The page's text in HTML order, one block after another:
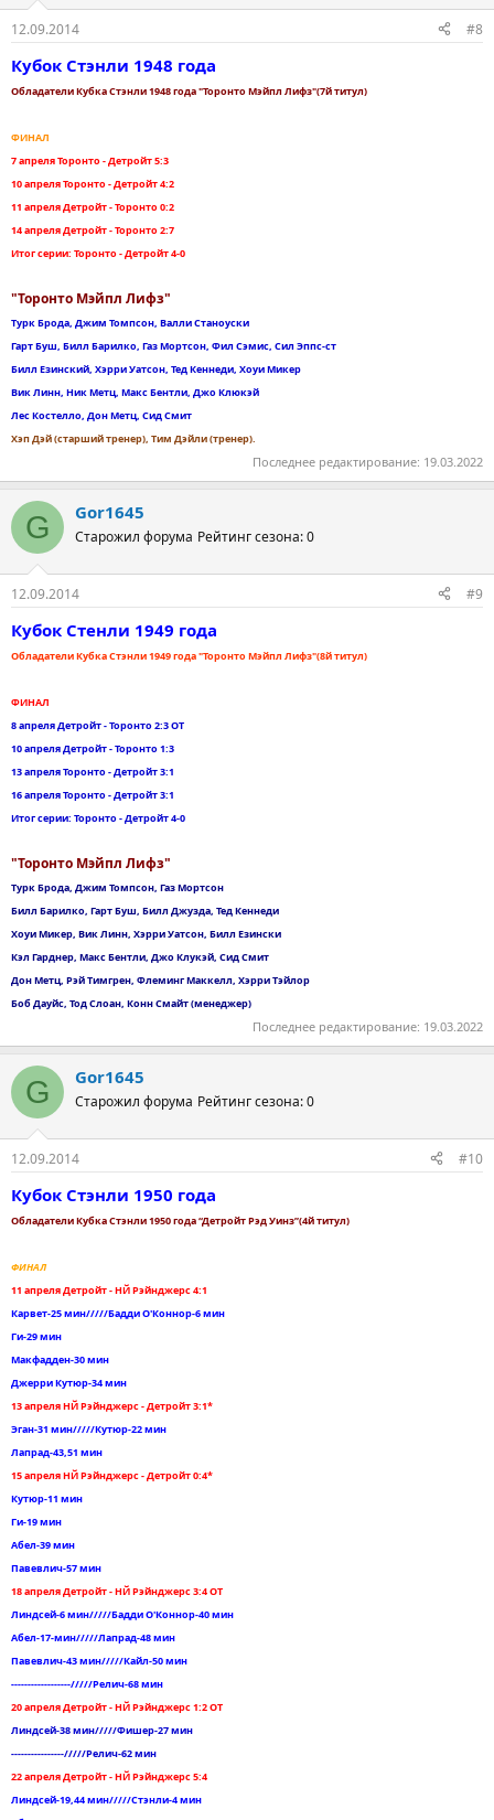
12.09.2014 #8
Кубок Стэнли 1948 года
Обладатели Кубка Стэнли 1948 года "Торонто Мэйпл Лифз"(7й титул)
ФИНАЛ
7 апреля Торонто - Детройт 5:3
10 апреля Торонто - Детройт 4:2
11 апреля Детройт - Торонто 0:2
14 апреля Детройт - Торонто 2:7
Итог серии: Торонто - Детройт 4-0
"Торонто Мэйпл Лифз"
Турк Брода, Джим Томпсон, Валли Станоуски
Гарт Буш, Билл Барилко, Газ Мортсон, Фил Сэмис, Сил Эппс-ст
Билл Езинский, Хэрри Уатсон, Тед Кеннеди, Хоуи Микер
Вик Линн, Ник Метц, Макс Бентли, Джо Клюкэй
Лес Костелло, Дон Метц, Сид Смит
Хэп Дэй (старший тренер), Тим Дэйли (тренер).
Последнее редактирование: 19.03.2022
G Gor1645
Старожил форума Рейтинг сезона: 0
12.09.2014 #9
Кубок Стенли 1949 года
Обладатели Кубка Стэнли 1949 года "Торонто Мэйпл Лифз"(8й титул)
ФИНАЛ
8 апреля Детройт - Торонто 2:3 ОТ
10 апреля Детройт - Торонто 1:3
13 апреля Торонто - Детройт 3:1
16 апреля Торонто - Детройт 3:1
Итог серии: Торонто - Детройт 4-0
"Торонто Мэйпл Лифз"
Турк Брода, Джим Томпсон, Газ Мортсон
Билл Барилко, Гарт Буш, Билл Джузда, Тед Кеннеди
Хоуи Микер, Вик Линн, Хэрри Уатсон, Билл Езински
Кэл Гарднер, Макс Бентли, Джо Клукэй, Сид Смит
Дон Метц, Рэй Тимгрен, Флеминг Маккелл, Хэрри Тэйлор
Боб Дауйс, Тод Слоан, Конн Смайт (менеджер)
Последнее редактирование: 19.03.2022
G Gor1645
Старожил форума Рейтинг сезона: 0
12.09.2014 #10
Кубок Стэнли 1950 года
Обладатели Кубка Стэнли 1950 года “Детройт Рэд Уинз”(4й титул)
ФИНАЛ
11 апреля Детройт - НЙ Рэйнджерс 4:1
Карвет-25 мин/////Бадди О'Коннор-6 мин
Ги-29 мин
Макфадден-30 мин
Джерри Кутюр-34 мин
13 апреля НЙ Рэйнджерс - Детройт 3:1*
Эган-31 мин/////Кутюр-22 мин
Лапрад-43,51 мин
15 апреля НЙ Рэйнджерс - Детройт 0:4*
Кутюр-11 мин
Ги-19 мин
Абел-39 мин
Павевлич-57 мин
18 апреля Детройт - НЙ Рэйнджерс 3:4 ОТ
Линдсей-6 мин/////Бадди О'Коннор-40 мин
Абел-17-мин/////Лапрад-48 мин
Павевлич-43 мин/////Кайл-50 мин
------------------/////Релич-68 мин
20 апреля Детройт - НЙ Рэйнджерс 1:2 ОТ
Линдсей-38 мин/////Фишер-27 мин
----------------/////Релич-62 мин
22 апреля Детройт - НЙ Рэйнджерс 5:4
Линдсей-19,44 мин/////Стэнли-4 мин